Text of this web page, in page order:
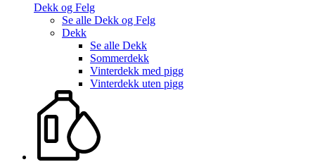
Dekk og Felg
Se alle Dekk og Felg
Dekk
Se alle Dekk
Sommerdekk
Vinterdekk med pigg
Vinterdekk uten pigg